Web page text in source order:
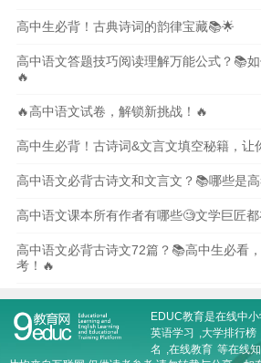
高中生必背！古典诗词的韵律宝藏📚🌟
高中语文答题技巧阅读理解万能公式？📚
🔥
🔥高中语文试卷，解锁新挑战！🔥
高中生必背！古诗词&文言文填空秘籍，让
高中语文必背古诗文和文言文？📚哪些是
高中语文课本所有作者有哪些🧐文学巨匠
高中语文必背古诗文72篇？📚高中生必看
考！🔥
EDUC教育是在线中小
英语学习
,大学排行榜
名 ,在线教育 等在线